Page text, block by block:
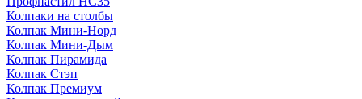
Колпаки на столбы
Колпак Мини-Норд
Колпак Мини-Дым
Колпак Пирамида
Колпак Стэп
Колпак Премиум